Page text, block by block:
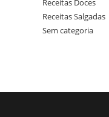
Receitas Doces
Receitas Salgadas
Sem categoria